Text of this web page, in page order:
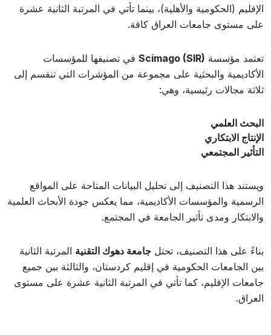
الإقليم (الحكومية والأهلية)، بينما تأتي في المرتبة الثانية عشرة
على مستوى جامعات العراق كافة.
تعتمد مؤسسة Scimago (SIR) في تصنيفها للمؤسسات
الأكاديمية والبحثية على مجموعة من المؤشرات التي تنقسم إلى
ثلاثة مجالات رئيسية، وهي:
البحث العلمي
الإنتاج الابتكاري
التأثير المجتمعي
ويستند هذا التصنيف إلى تحليل البيانات المتاحة على المواقع
الرسمية والمؤسسات الأكاديمية، مما يعكس جودة الأبحاث العلمية
والابتكار ومدى تأثير الجامعة في المجتمع.
بناءً على هذا التصنيف، تحتل جامعة دهوك التقنية المرتبة الثانية
بين الجامعات الحكومية في إقليم كردستان، والثالثة بين جميع
جامعات الإقليم، كما تأتي في المرتبة الثانية عشرة على مستوى
العراق.